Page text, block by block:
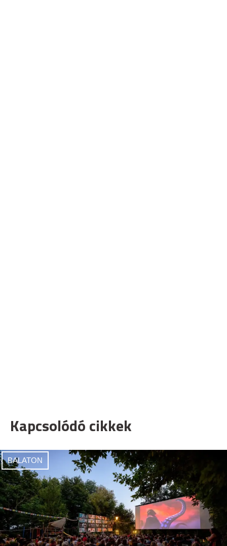
Kapcsolódó cikkek
BALATON